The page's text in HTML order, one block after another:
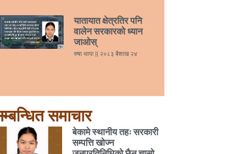
यातायात क्षेत्रतिर पनि
वालेन सरकारको ध्यान
जाओस्
रुषा थापा २०८३ बैशाख २४
समाचार
बेकामे स्थानीय तहः सरकारी
सम्पत्ति खोज्न